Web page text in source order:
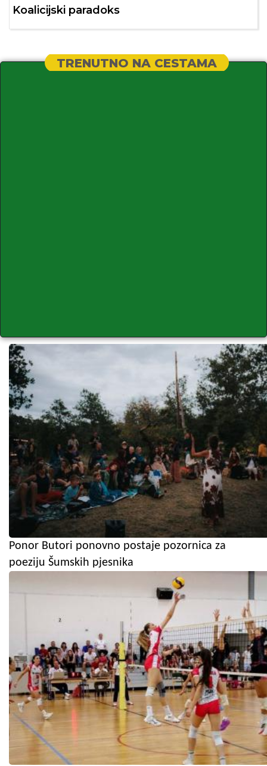
Koalicijski paradoks
TRENUTNO NA CESTAMA
Ponor Butori ponovno postaje pozornica za
poeziju Šumskih pjesnika